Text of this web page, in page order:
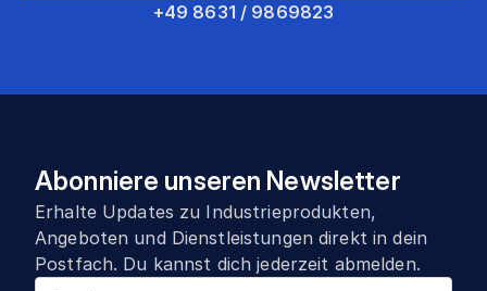
+49 8631 / 9869823
Abonniere unseren Newsletter
Erhalte Updates zu Industrieprodukten,
Angeboten und Dienstleistungen direkt in dein
Postfach. Du kannst dich jederzeit abmelden.